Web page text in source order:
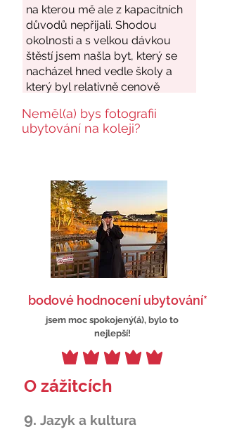
Neměl(a) bys fotografii
ubytování na koleji?
bodové hodnocení ubytování*
jsem moc spokojený(á), bylo to
nejlepší!
O zážitcích
9. Jazyk a kultura